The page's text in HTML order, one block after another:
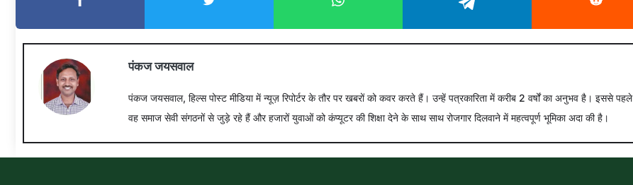
पंकज जयसवाल
पंकज जयसवाल, हिल्स पोस्ट मीडिया में न्यूज़ रिपोर्टर के तौर पर खबरों को कवर करते हैं। उन्हें पत्रकारिता में करीब 2 वर्षों का अनुभव है। इससे पहले
वह समाज सेवी संगठनों से जुड़े रहे हैं और हजारों युवाओं को कंप्यूटर की शिक्षा देने के साथ साथ रोजगार दिलवाने में महत्वपूर्ण भूमिका अदा की है।